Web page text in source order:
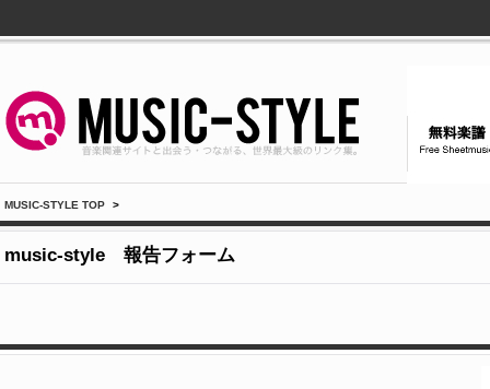
MUSIC-STYLE TOP >
music-style 報告フォーム